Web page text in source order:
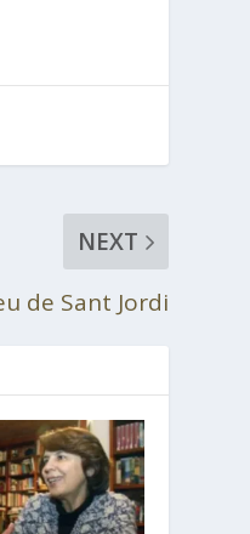
NEXT
de Sant Jordi